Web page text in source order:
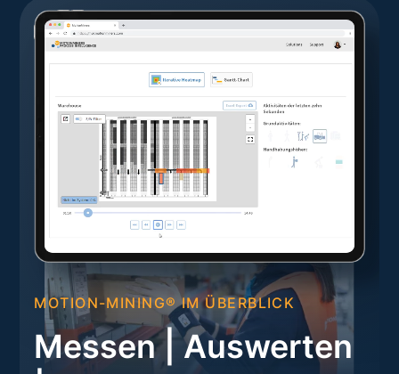
MOTION-MINING® IM ÜBERBLICK
Messen | Auswerten